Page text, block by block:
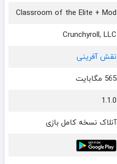
Classroom of the Elite + Mod
Crunchyroll, LLC‏
نقش آفرینی
565 مگابایت
1.1.0
آنلاک نسخه کامل بازی